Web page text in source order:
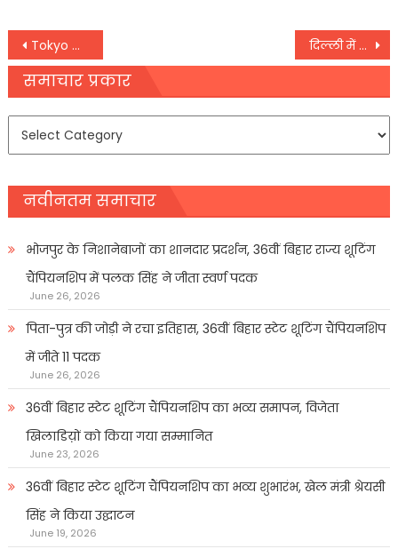
Post
navigation
Tokyo Olympic से 9 दिन पहले हॉकी के अहम नियम में हुआ बदलाव, दिल्ली में झमाझम बारिश से बदला मौसम का मिजाज,
समाचार प्रकार
समाचार
नवीनतम समाचार
भोजपुर के निशानेबाजों का शानदार प्रदर्शन, 36वीं बिहार राज्य शूटिंग
चैंपियनशिप में पलक सिंह ने जीता स्वर्ण पदक
June 26, 2026
पिता-पुत्र की जोड़ी ने रचा इतिहास, 36वीं बिहार स्टेट शूटिंग चैंपियनशिप
में जीते 11 पदक
June 26, 2026
36वीं बिहार स्टेट शूटिंग चैंपियनशिप का भव्य समापन, विजेता
खिलाडिय़ों को किया गया सम्मानित
June 23, 2026
36वीं बिहार स्टेट शूटिंग चैंपियनशिप का भव्य शुभारंभ, खेल मंत्री श्रेयसी
सिंह ने किया उद्घाटन
June 19, 2026